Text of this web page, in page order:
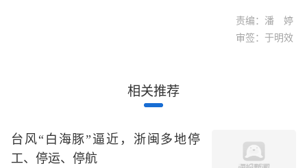
责编：潘 婷
审签：于明效
相关推荐
台风“白海豚”逼近，浙闽多地停
工、停运、停航